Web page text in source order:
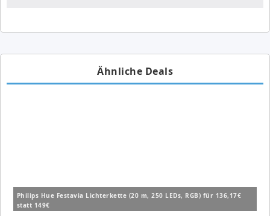
Ähnliche Deals
Philips Hue Festavia Lichterkette (20 m, 250 LEDs, RGB) für 136,17€
statt 149€